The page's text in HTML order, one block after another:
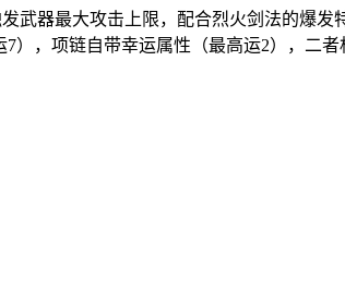
武器最大攻击上限，配合烈火剑法的爆发
，项链自带幸运属性（最高运2），二者